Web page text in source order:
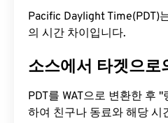
Pacific Daylight Time(PDT)
의 시간 차이입니다.
소스에서 타겟으로
PDT를 WAT으로 변환한 후
하여 친구나 동료와 해당 시